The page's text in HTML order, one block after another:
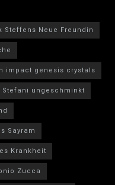
Steffens Neue Freundin
impact genesis crystals
Stefani ungeschminkt
Sayram
Krankheit
Zucca